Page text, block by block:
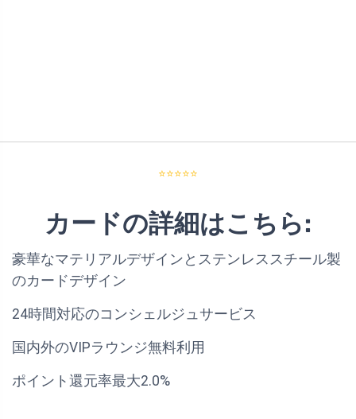
⭐⭐⭐⭐⭐
カードの詳細はこちら:
豪華なマテリアルデザインとステンレススチール製
のカードデザイン
24時間対応のコンシェルジュサービス
国内外のVIPラウンジ無料利用
ポイント還元率最大2.0%